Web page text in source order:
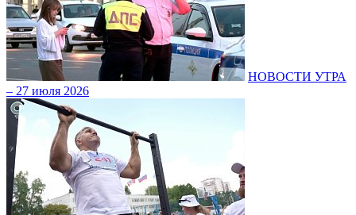
НОВОСТИ УТРА
– 27 июля 2026